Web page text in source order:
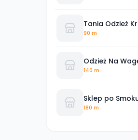
Tania Odzież
90 m
Odzież Na
140 m
Sklep po
180 m